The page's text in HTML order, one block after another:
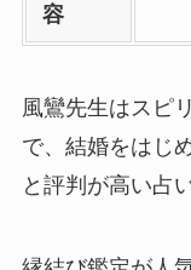
容
風鸞先生はスピ
で、結婚をはじ
と評判が高い占